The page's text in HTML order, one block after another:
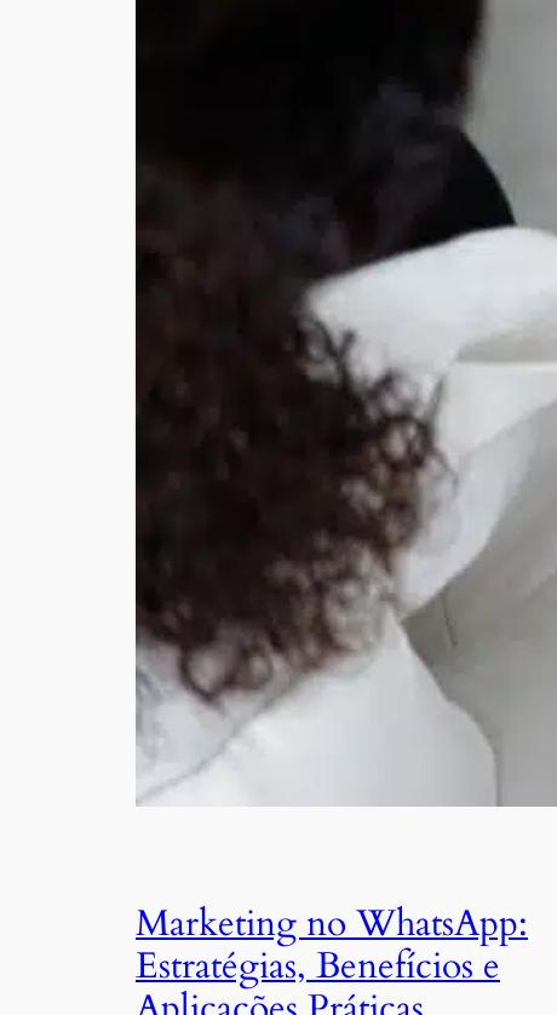
Marketing no WhatsApp:
Estratégias, Benefícios e